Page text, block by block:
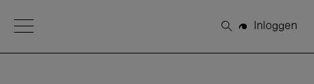
Open Menu
Zoeken
Inloggen